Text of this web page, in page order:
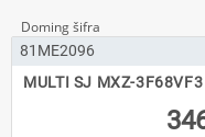
81ME2096
MULTI SJ MXZ-